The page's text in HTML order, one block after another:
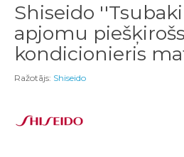
Shiseido
apjomu piešķirošs
kondicionieris
Ražotājs: Shiseido